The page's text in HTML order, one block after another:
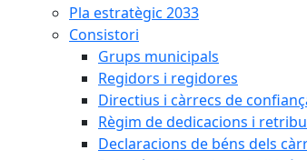
Pla estratègic 2033
Consistori
Grups municipals
Regidors i regidores
Directius i càrrecs de
Règim de dedicacions i
Declaracions de béns dels